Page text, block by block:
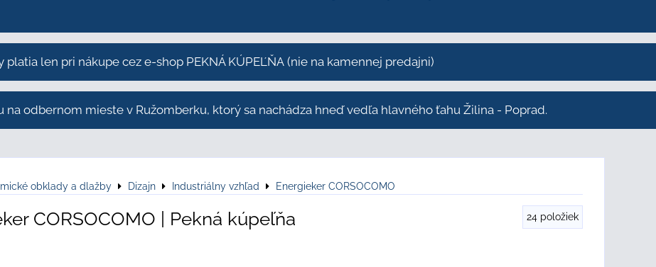
platia len pri nákupe cez e-shop PEKNÁ KÚPEĽŇA (nie na kamennej predajni)
odbernom mieste v Ružomberku, ktorý sa nachádza hneď vedľa hlavného ťahu Žilina - Poprad.
obklady a dlažby Dizajn Industriálny vzhľad Energieker CORSOCOMO
CORSOCOMO | Pekná kúpeľňa 24 položiek